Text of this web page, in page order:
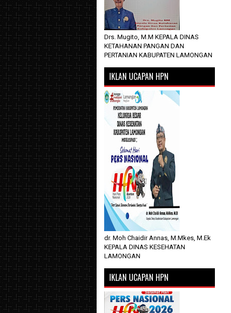
Drs. Mugito, M.M KEPALA DINAS
KETAHANAN PANGAN DAN
PERTANIAN KABUPATEN LAMONGAN
IKLAN UCAPAN HPN
dr. Moh Chaidir Annas, M.Mkes, M.Ek
KEPALA DINAS KESEHATAN
LAMONGAN
IKLAN UCAPAN HPN